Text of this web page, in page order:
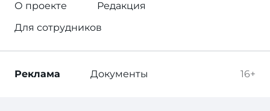
О проекте
Редакция
Для сотрудников
16+
Реклама Документы